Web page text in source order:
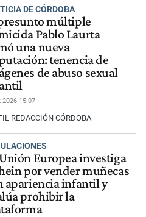
DE CÓRDOBA
múltiple
Pablo Laurta
una nueva
tenencia de
de abuso sexual
2026 15:07
REDACCIÓN CÓRDOBA
Europea investiga
por vender muñecas
apariencia infantil y
prohibir la